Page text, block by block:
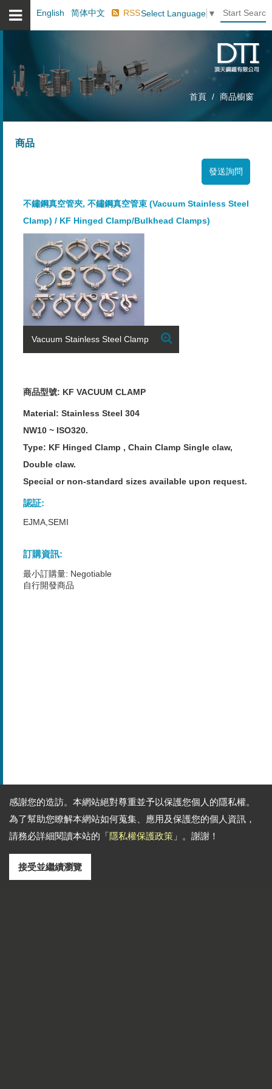
感謝您的造訪。本網站絕對尊重並予以保護您個人的隱私權。
為了幫助您瞭解本網站如何蒐集、應用及保護您的個人資訊，
請務必詳細閱讀本站的「隱私權保護政策 」。謝謝！
接受並繼續瀏覽
English 简体中文 RSSSelect Language ▼
首頁 商品櫥窗
商品
不鏽鋼真空管夾, 不鏽鋼真空管束 (Vacuum Stainless Steel
Clamp) / KF Hinged Clamp/Bulkhead Clamps)
Vacuum Stainless Steel Clamp
商品型號: KF VACUUM CLAMP
Material: Stainless Steel 304
NW10 ~ ISO320.
Type: KF Hinged Clamp , Chain Clamp Single claw,
Double claw.
Special or non-standard sizes available upon request.
認証:
EJMA,SEMI
訂購資訊:
最小訂購量: Negotiable
自行開發商品